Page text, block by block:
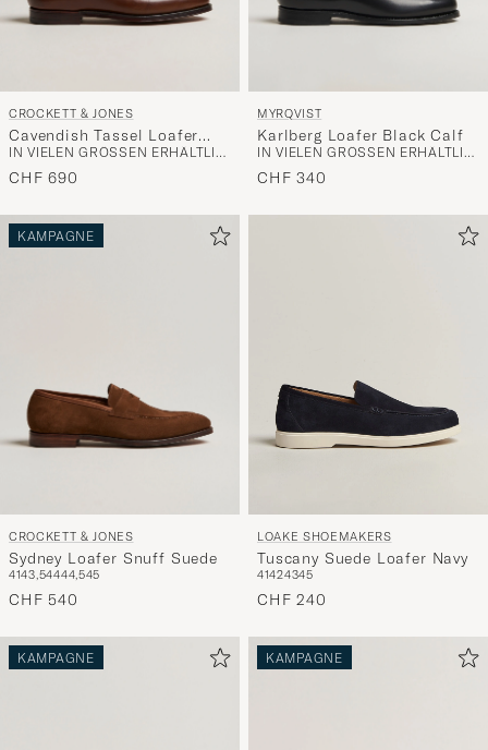
CROCKETT & JONES
Cavendish Tassel Loafer
Dark Brown Calf
IN VIELEN GRÖSSEN ERHÄLTLICH
CHF 690
MYRQVIST
Karlberg Loafer Black Calf
IN VIELEN GRÖSSEN ERHÄLTLICH
CHF 340
KAMPAGNE
CROCKETT & JONES
Sydney Loafer Snuff Suede
4143,54444,545
CHF 540
LOAKE SHOEMAKERS
Tuscany Suede Loafer Navy
41424345
CHF 240
KAMPAGNE KAMPAGNE